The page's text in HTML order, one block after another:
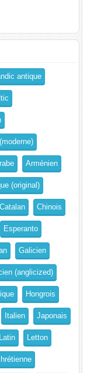
antique
Arménien
(original)
Catalan Chinois
Esperanto
Galicien
(anglicized)
Hongrois
Italien Japonais
Latin Letton